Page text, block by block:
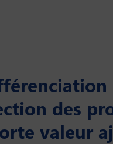
des
valeur